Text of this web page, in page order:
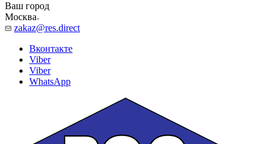
Ваш город
Москва
zakaz@res.direct
Вконтакте
Viber
Viber
WhatsApp